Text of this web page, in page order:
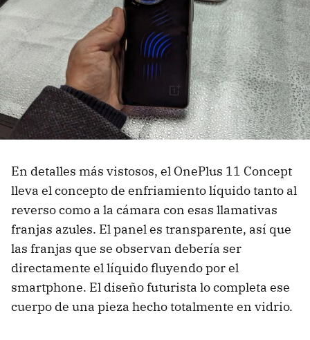
En detalles más vistosos, el OnePlus 11 Concept
lleva el concepto de enfriamiento líquido tanto al
reverso como a la cámara con esas llamativas
franjas azules. El panel es transparente, así que
las franjas que se observan debería ser
directamente el líquido fluyendo por el
smartphone. El diseño futurista lo completa ese
cuerpo de una pieza hecho totalmente en vidrio.